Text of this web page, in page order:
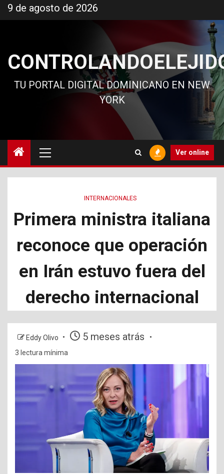
al
9 de agosto de 2026
TU PORTAL DIGITAL DOMINICANO EN NEW
YORK
principal
Ver online
INTERNACIONALES
Primera ministra italiana
reconoce que operación
en Irán estuvo fuera del
derecho internacional
Eddy Olivo 5 meses atrás
3 lectura mínima